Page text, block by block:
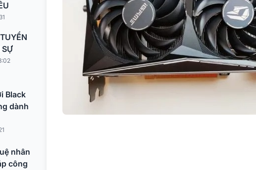
SỰ
Black
dành
nhân
công